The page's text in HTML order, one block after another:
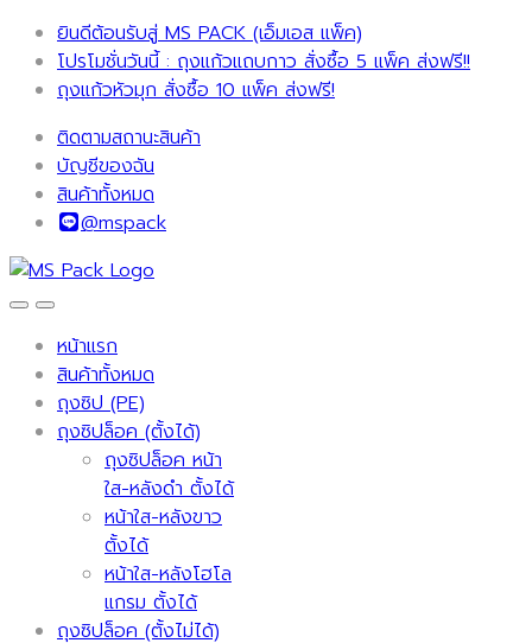
ยินดีต้อนรับสู่ MS PACK (เอ็มเอส แพ็ค)
โปรโมชั่นวันนี้ : ถุงแก้วแถบกาว สั่งซื้อ 5 แพ็ค ส่งฟรี!!
ถุงแก้วหัวมุก สั่งซื้อ 10 แพ็ค ส่งฟรี!
ติดตามสถานะสินค้า
บัญชีของฉัน
สินค้าทั้งหมด
@mspack
หน้าแรก
สินค้าทั้งหมด
ถุงซิป (PE)
ถุงซิปล็อค (ตั้งได้)
ถุงซิปล็อค หน้า
ใส-หลังดำ ตั้งได้
หน้าใส-หลังขาว
ตั้งได้
หน้าใส-หลังโฮโล
แกรม ตั้งได้
ถุงซิปล็อค (ตั้งไม่ได้)